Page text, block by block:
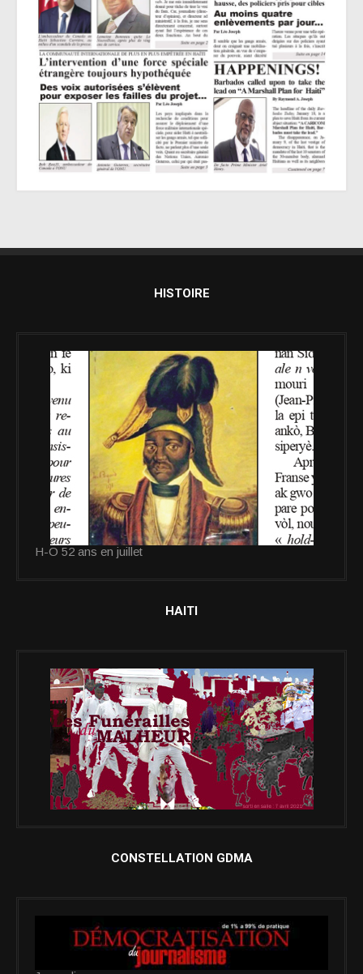
HISTOIRE
H-O 52 ans en juillet
HAITI
CONSTELLATION GDMA